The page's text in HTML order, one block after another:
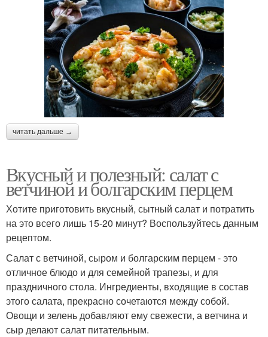
читать дальше →
Вкусный и полезный: салат с
ветчиной и болгарским перцем
Хотите приготовить вкусный, сытный салат и потратить
на это всего лишь 15-20 минут? Воспользуйтесь данным
рецептом.
Салат с ветчиной, сыром и болгарским перцем - это
отличное блюдо и для семейной трапезы, и для
праздничного стола. Ингредиенты, входящие в состав
этого салата, прекрасно сочетаются между собой.
Овощи и зелень добавляют ему свежести, а ветчина и
сыр делают салат питательным.